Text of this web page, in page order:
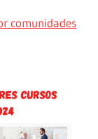
comunidades